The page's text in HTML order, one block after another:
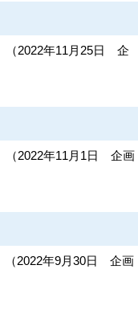
（2022年11月25日
企
（2022年11月1日
企画
（2022年9月30日
企画